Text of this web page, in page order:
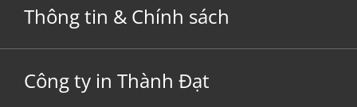
Thông tin & Chính sách
Công ty in Thành Đạt